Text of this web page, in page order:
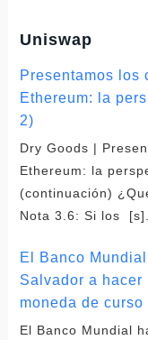
Uniswap
Presentamos los
Ethereum: la
2)
Dry Goods |
Ethereum: la
(continuación)
Nota 3.6: Si los [s].
El Banco
Salvador a
moneda de curso
El Banco Mundial